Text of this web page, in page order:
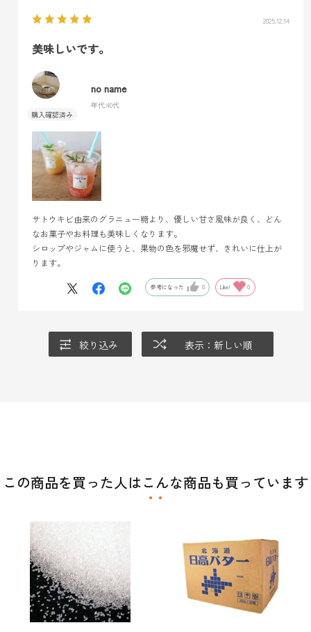
2025.12.14
美味しいです。
no name
年代:40代
サトウキビ由来のグラニュー糖より、優しい甘さ風味が良く、どん
なお菓子やお料理も美味しくなります。
シロップやジャムに使うと、果物の色を邪魔せず、きれいに仕上が
ります。
参考になった 0 Like! 0
絞り込み 表示：新しい順
この商品を買った人はこんな商品も買っています